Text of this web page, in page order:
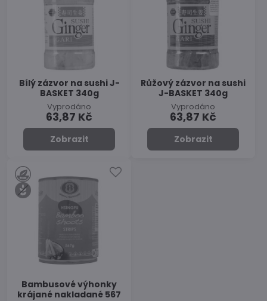
Bílý zázvor na sushi J-
BASKET 340g
Vyprodáno
63,87 Kč
Zobrazit
Růžový zázvor na sushi
J-BASKET 340g
Vyprodáno
63,87 Kč
Zobrazit
Bambusové výhonky
krájané nakladané 567